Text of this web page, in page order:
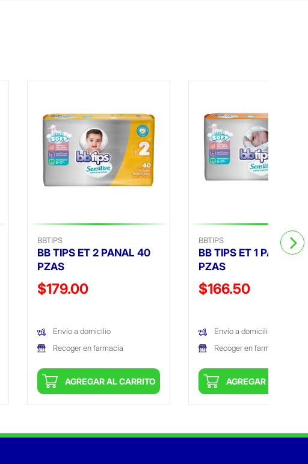
BBTIPS
BB TIPS ET 2 PANAL 40
PZAS
Precio reducido de
$179.00
Envío a domicilio
Recoger en farmacia
AGREGAR AL CARRITO
BBTIPS
BB TIPS ET 1 PANAL
PZAS
Precio reducido de
$166.50
Envío a domicilio
Recoger en farmacia
AGREGAR AL